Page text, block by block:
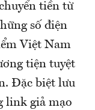
tiền từ
số điện
Việt Nam
tiện tuyệt
Đặc biệt lưu
link giả mạo